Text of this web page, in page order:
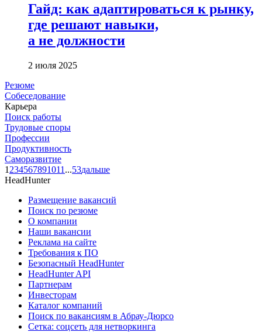
Гайд: как адаптироваться к рынку,
где решают навыки,
а не должности
2 июля 2025
Резюме
Собеседование
Карьера
Поиск работы
Трудовые споры
Профессии
Продуктивность
Саморазвитие
1 234567891011 ...53дальше
HeadHunter
Размещение вакансий
Поиск по резюме
О компании
Наши вакансии
Реклама на сайте
Требования к ПО
Безопасный HeadHunter
HeadHunter API
Партнерам
Инвесторам
Каталог компаний
Поиск по вакансиям в Абрау-Дюрсо
Сетка: соцсеть для нетворкинга